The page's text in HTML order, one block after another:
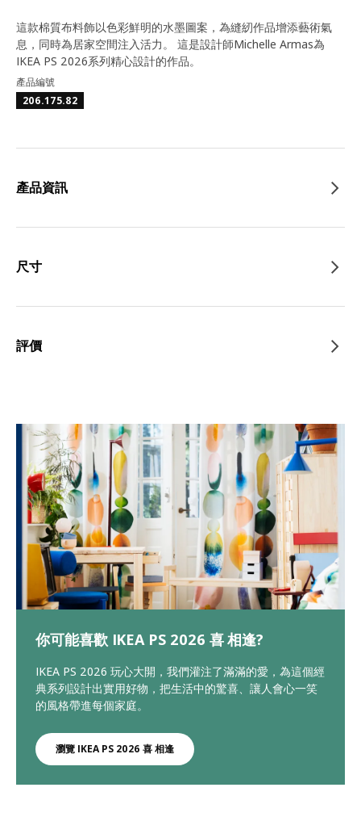
這款棉質布料飾以色彩鮮明的水墨圖案，為縫紉作品增添藝術氣
息，同時為居家空間注入活力。 這是設計師Michelle Armas為
IKEA PS 2026系列精心設計的作品。
產品編號
206.175.82
產品資訊
尺寸
評價
你可能喜歡 IKEA PS 2026 喜 相逢?
IKEA PS 2026 玩心大開，我們灌注了滿滿的愛，為這個經
典系列設計出實用好物，把生活中的驚喜、讓人會心一笑
的風格帶進每個家庭。
瀏覽 IKEA PS 2026 喜 相逢